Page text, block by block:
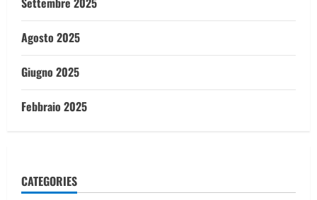
Agosto 2025
Giugno 2025
Febbraio 2025
CATEGORIES